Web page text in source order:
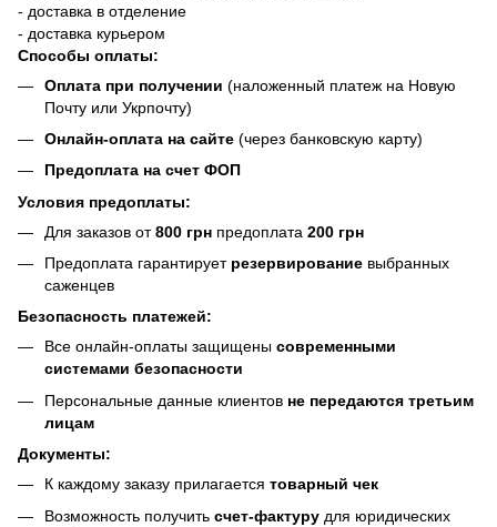
- доставка в отделение
- доставка курьером
Способы оплаты:
Оплата при получении (наложенный платеж на Новую
Почту или Укрпочту)
Онлайн-оплата на сайте (через банковскую карту)
Предоплата на счет ФОП
Условия предоплаты:
Для заказов от800 грн предоплата 200 грн
Предоплата гарантирует резервирование выбранных
саженцев
Безопасность платежей:
Все онлайн-оплаты защищены современными
системами безопасности
Персональные данные клиентов не передаются третьим
лицам
Документы:
К каждому заказу прилагается товарный чек
Возможность получить счет-фактуру для юридических